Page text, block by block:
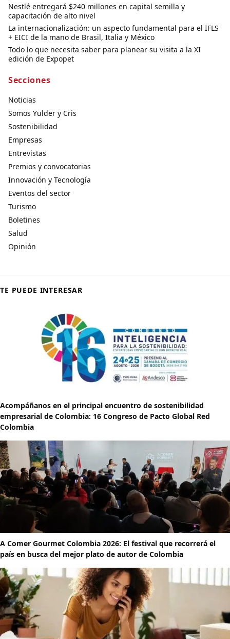
Nestlé entregará $240 millones en capital semilla y
capacitación de alto nivel
La internacionalización: un aspecto fundamental para el IFLS
+ EICI de la mano de Brasil, Italia y México
Todo lo que necesita saber para planear su visita a la XI
edición de Expopet
Secciones
Noticias
Somos Yulder y Cris
Sostenibilidad
Empresas
Entrevistas
Premios y convocatorias
Innovación y Tecnología
Eventos del sector
Turismo
Boletines
Salud
Opinión
TE PUEDE INTERESAR
Acompáñanos en el principal encuentro de sostenibilidad
empresarial de Colombia: 16 Congreso de Pacto Global Red
Colombia
A Comer Gourmet Colombia 2026: El festival que recorrerá el
país en busca del mejor plato de autor de Colombia